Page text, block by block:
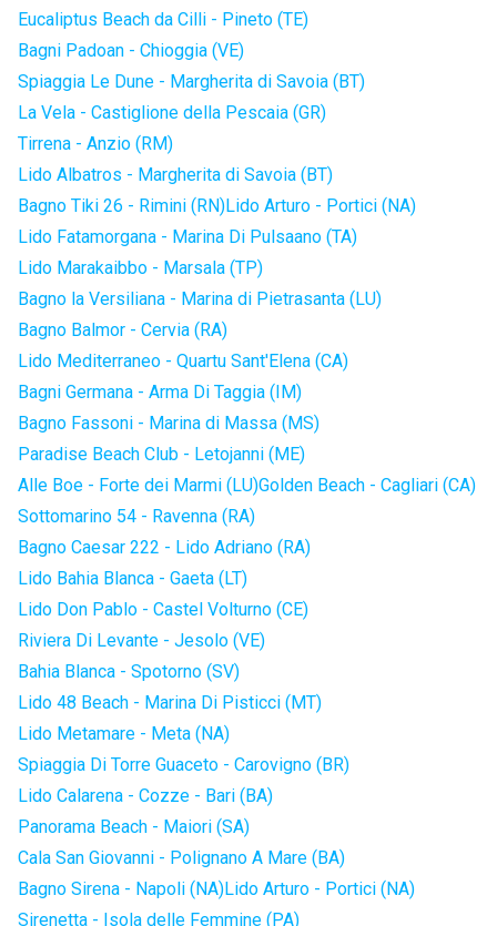
Eucaliptus Beach da Cilli - Pineto (TE)
Bagni Padoan - Chioggia (VE)
Spiaggia Le Dune - Margherita di Savoia (BT)
La Vela - Castiglione della Pescaia (GR)
Tirrena - Anzio (RM)
Lido Albatros - Margherita di Savoia (BT)
Bagno Tiki 26 - Rimini (RN)Lido Arturo - Portici (NA)
Lido Fatamorgana - Marina Di Pulsaano (TA)
Lido Marakaibbo - Marsala (TP)
Bagno la Versiliana - Marina di Pietrasanta (LU)
Bagno Balmor - Cervia (RA)
Lido Mediterraneo - Quartu Sant'Elena (CA)
Bagni Germana - Arma Di Taggia (IM)
Bagno Fassoni - Marina di Massa (MS)
Paradise Beach Club - Letojanni (ME)
Alle Boe - Forte dei Marmi (LU)Golden Beach - Cagliari (CA)
Sottomarino 54 - Ravenna (RA)
Bagno Caesar 222 - Lido Adriano (RA)
Lido Bahia Blanca - Gaeta (LT)
Lido Don Pablo - Castel Volturno (CE)
Riviera Di Levante - Jesolo (VE)
Bahia Blanca - Spotorno (SV)
Lido 48 Beach - Marina Di Pisticci (MT)
Lido Metamare - Meta (NA)
Spiaggia Di Torre Guaceto - Carovigno (BR)
Lido Calarena - Cozze - Bari (BA)
Panorama Beach - Maiori (SA)
Cala San Giovanni - Polignano A Mare (BA)
Bagno Sirena - Napoli (NA)Lido Arturo - Portici (NA)
Sirenetta - Isola delle Femmine (PA)